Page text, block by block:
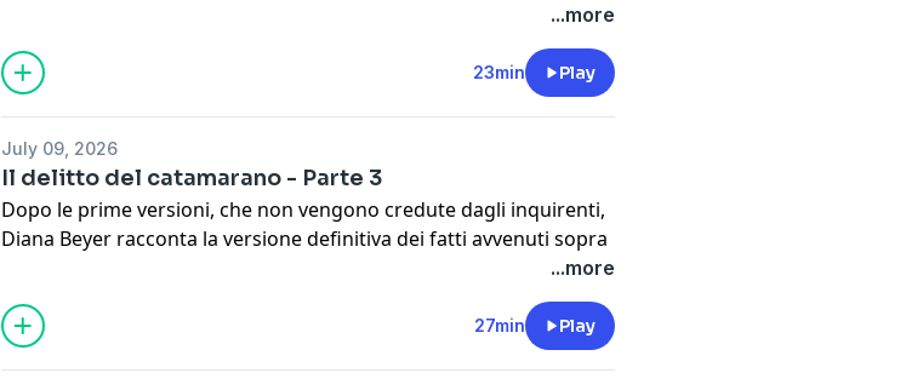
stampa che segue il caso con un’attenzione morbosa e crescente.
Poi, dopo più di un mese di fuga, arriva la svolta quando i tre
vengono finalmente arrestati in Tunisia mentre stanno compiendo
una traversata del deserto a cavallo diretti verso la frontiera con
Learn more about your ad choices. Visit
...more
23min Play
July 09, 2026
Il delitto del catamarano - Parte 3
Dopo le prime versioni, che non vengono credute dagli inquirenti,
Diana Beyer racconta la versione definitiva dei fatti avvenuti sopra
a quel catamarano. Fatti che porteranno alle condanne, molto
diverse tra loro, di De Cristofaro e di Diana Beyer. In questo caso,
però, i colpi di scena non finiscono mai e così, più di vent’anni
dopo il delitto, succede qualcosa di inaspettato.
...more
27min Play